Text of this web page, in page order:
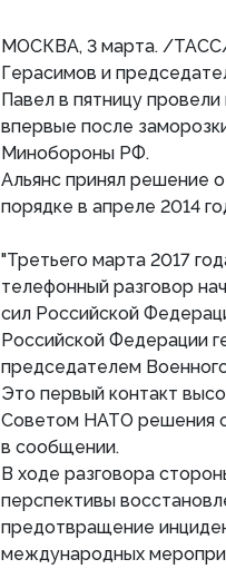
МОСКВА, 3 марта. /
Герасимов и
Павел в пятницу
впервые после
Минобороны РФ.
Альянс принял решение
порядке в апреле 2014
"Третьего марта 2017
телефонный разговор
сил Российской
Российской Федерации
председателем
Это первый контакт
Советом НАТО решения о
в сообщении.
В ходе разговора
перспективы
предотвращение
международных